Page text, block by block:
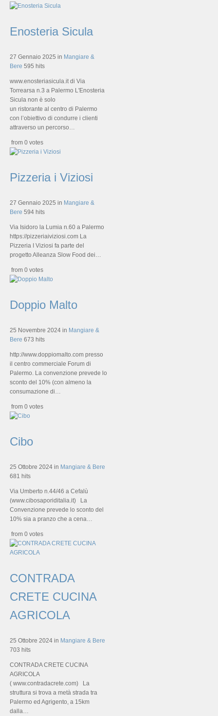
Enosteria Sicula
27 Gennaio 2025 in Mangiare &
Bere 595 hits
www.enosteriasicula.it di Via
Torrearsa n.3 a Palermo L'Enosteria
Sicula non è solo
un ristorante al centro di Palermo
con l’obiettivo di condurre i clienti
attraverso un percorso…
from 0 votes
Pizzeria i Viziosi
27 Gennaio 2025 in Mangiare &
Bere 594 hits
Via Isidoro la Lumia n.60 a Palermo
https://pizzeriaiviziosi.com La
Pizzeria I Viziosi fa parte del
progetto Alleanza Slow Food dei…
from 0 votes
Doppio Malto
25 Novembre 2024 in Mangiare &
Bere 673 hits
http://www.doppiomalto.com presso
il centro commerciale Forum di
Palermo. La convenzione prevede lo
sconto del 10% (con almeno la
consumazione di…
from 0 votes
Cibo
25 Ottobre 2024 in Mangiare & Bere
681 hits
Via Umberto n.44/46 a Cefalù
(www.cibosaporiditalia.it) La
Convenzione prevede lo sconto del
10% sia a pranzo che a cena…
from 0 votes
CONTRADA
CRETE CUCINA
AGRICOLA
25 Ottobre 2024 in Mangiare & Bere
703 hits
CONTRADA CRETE CUCINA
AGRICOLA
( www.contradacrete.com) La
struttura si trova a metà strada tra
Palermo ed Agrigento, a 15km
dalla…